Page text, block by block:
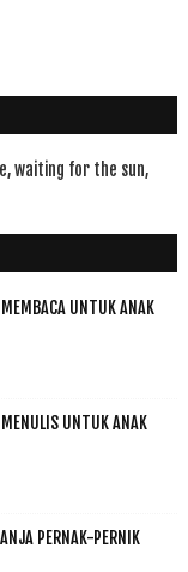
waiting for the sun,
UNTUK ANAK
UNTUK ANAK
PERNAK-PERNIK